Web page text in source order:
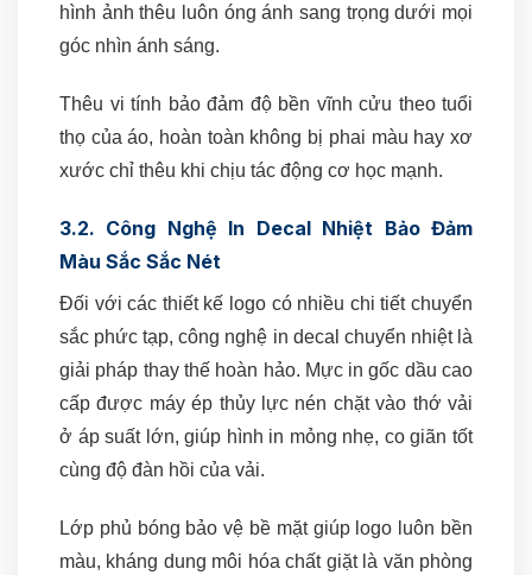
hình ảnh thêu luôn óng ánh sang trọng dưới mọi
góc nhìn ánh sáng.
Thêu vi tính bảo đảm độ bền vĩnh cửu theo tuổi
thọ của áo, hoàn toàn không bị phai màu hay xơ
xước chỉ thêu khi chịu tác động cơ học mạnh.
3.2. Công Nghệ In Decal Nhiệt Bảo Đảm
Màu Sắc Sắc Nét
Đối với các thiết kế logo có nhiều chi tiết chuyển
sắc phức tạp, công nghệ in decal chuyển nhiệt là
giải pháp thay thế hoàn hảo. Mực in gốc dầu cao
cấp được máy ép thủy lực nén chặt vào thớ vải
ở áp suất lớn, giúp hình in mỏng nhẹ, co giãn tốt
cùng độ đàn hồi của vải.
Lớp phủ bóng bảo vệ bề mặt giúp logo luôn bền
màu, kháng dung môi hóa chất giặt là văn phòng